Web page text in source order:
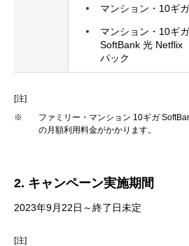
マンション・10ギガ
マンション・10ギガ
SoftBank 光 Netflix
パック
[注]
※
ファミリー・マンション 10ギガ
の月額利用料金がかかります。
2. キャンペーン実施期間
2023年9月22日～終了日未定
[注]